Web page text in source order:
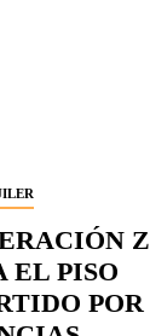
Z
EL PISO
POR